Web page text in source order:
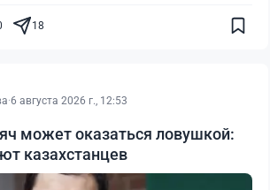
18
·6 августа 2026 г., 12:53
может оказаться ловушкой:
казахстанцев